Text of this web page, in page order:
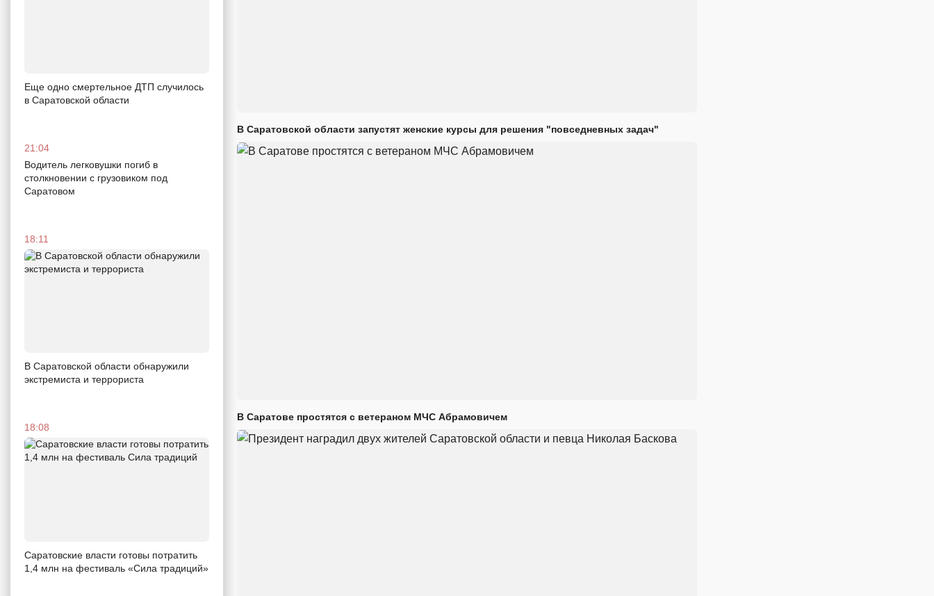
Еще одно смертельное ДТП случилось
в Саратовской области
21:04
Водитель легковушки погиб в
столкновении с грузовиком под
Саратовом
18:11
В Саратовской области обнаружили
экстремиста и террориста
18:08
Саратовские власти готовы потратить
1,4 млн на фестиваль «Сила традиций»
В Саратовской области запустят женские курсы для решения "повседневных задач"
В Саратове простятся с ветераном МЧС Абрамовичем